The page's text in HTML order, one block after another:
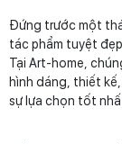
Đứng trước một
tác phẩm tuyệt
Tại Art-home,
hình dáng, thiết
sự lựa chọn tốt